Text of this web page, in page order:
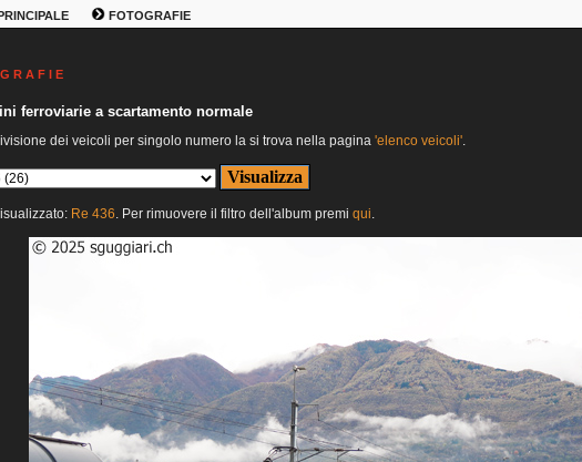
FOTOGRAFIE
R A F I E
ferroviarie a scartamento normale
dei veicoli per singolo numero la si trova nella pagina 'elenco veicoli'.
Re 436. Per rimuovere il filtro dell'album premi qui.